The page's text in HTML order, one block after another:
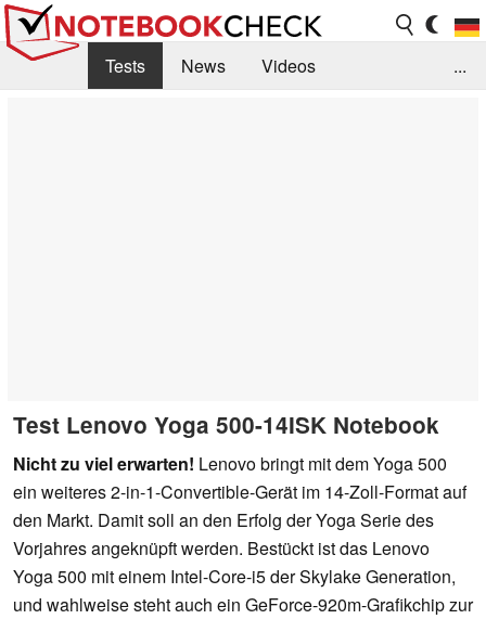
Tests News
Videos
...
Test Lenovo Yoga 500-14ISK Notebook
Nicht zu viel erwarten! Lenovo bringt mit dem Yoga 500
ein weiteres 2-in-1-Convertible-Gerät im 14-Zoll-Format auf
den Markt. Damit soll an den Erfolg der Yoga Serie des
Vorjahres angeknüpft werden. Bestückt ist das Lenovo
Yoga 500 mit einem Intel-Core-i5 der Skylake Generation,
und wahlweise steht auch ein GeForce-920m-Grafikchip zur